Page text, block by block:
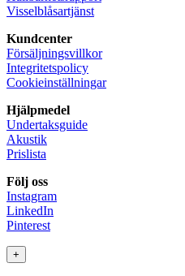
Visselblåsartjänst
Kundcenter
Försäljningsvillkor
Integritetspolicy
Cookieinställningar
Hjälpmedel
Undertaksguide
Akustik
Prislista
Följ oss
Instagram
LinkedIn
Pinterest
+